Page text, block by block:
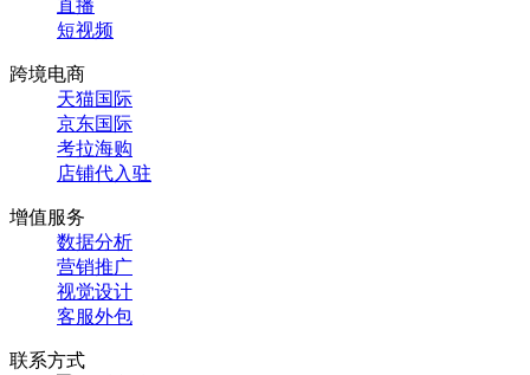
直播
短视频
跨境电商
天猫国际
京东国际
考拉海购
店铺代入驻
增值服务
数据分析
营销推广
视觉设计
客服外包
联系方式